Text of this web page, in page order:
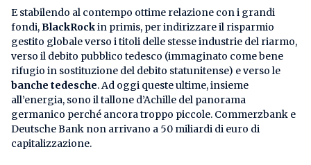
E stabilendo al contempo ottime relazione con i grandi
fondi,BlackRockin primis, per indirizzare il risparmio
gestito globale verso i titoli delle stesse industrie del riarmo,
verso il debito pubblico tedesco (immaginato come bene
rifugio in sostituzione del debito statunitense) e verso le
banche tedesche. Ad oggi queste ultime, insieme
all’energia, sono il tallone d’Achille del panorama
germanico perché ancora troppo piccole. Commerzbank e
Deutsche Bank non arrivano a 50 miliardi di euro di
capitalizzazione.